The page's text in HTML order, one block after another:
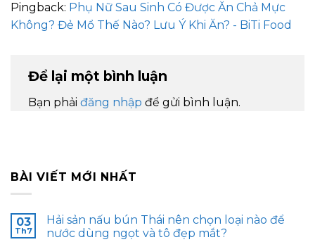
Pingback: Phụ Nữ Sau Sinh Có Được Ăn Chả Mực
Không? Đẻ Mổ Thế Nào? Lưu Ý Khi Ăn? - BiTi Food
Để lại một bình luận
Bạn phải đăng nhập để gửi bình luận.
BÀI VIẾT MỚI NHẤT
03
Th7
Hải sản nấu bún Thái nên chọn loại nào để
nước dùng ngọt và tô đẹp mắt?